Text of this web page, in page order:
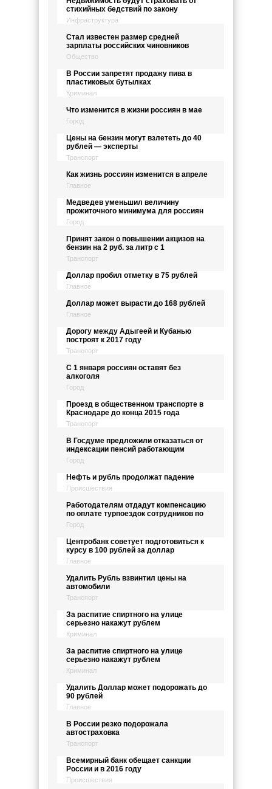
стихийных бедствий по закону
Инфраструктура
Стал известен размер средней
зарплаты российских чиновников
Общество
В России запретят продажу пива в
пластиковых бутылках
Криминал
Что изменится в жизни россиян в мае
Город
Цены на бензин могут взлететь до 40
рублей — эксперты
Транспорт
Как жизнь россиян изменится в апреле
Главное
Медведев уменьшил величину
прожиточного минимума для россиян
Город
Принят закон о повышении акцизов на
бензин на 2 руб. за литр с 1
Транспорт
Доллар пробил отметку в 75 рублей
Главное
Доллар может вырасти до 168 рублей
Главное
Дорогу между Адыгеей и Кубанью
построят к 2017 году
Транспорт
С 1 января россиян оставят без
алкоголя
Город
Проезд в общественном транспорте в
Краснодаре до конца 2015 года
Транспорт
В Госдуме предложили отказаться от
индексации пенсий работающим
Город
Нефть и рубль продолжат падение
Происшествия
Работодателям отдадут компенсацию
по оплате турпоездок сотрудников по
Город
Центробанк советует подготовиться к
курсу в 100 рублей за доллар
Главное
Удалить Рубль взвинтил цены на
автомобили
Транспорт
За распитие спиртного на улице
серьезно накажут рублем
Криминал
За распитие спиртного на улице
серьезно накажут рублем
Криминал
Удалить Доллар может подорожать до
90 рублей
Главное
В России резко подорожала
автостраховка
Транспорт
Всемирный банк обещает санкции
России и в 2016 году
Происшествия